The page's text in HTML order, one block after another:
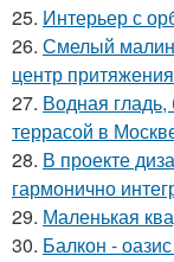
25. Интерьер с
26. Смелый
центр
27. Водная
террасой в
28. В проекте
гармонично
29. Маленькая
30. Балкон -